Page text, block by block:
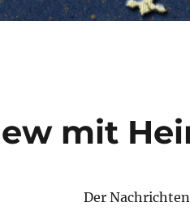
mit
Der